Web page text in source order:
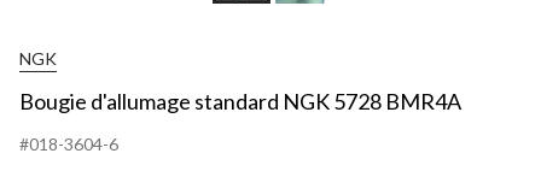
NGK
Bougie d'allumage standard NGK 5728 BMR4A
#018-3604-6